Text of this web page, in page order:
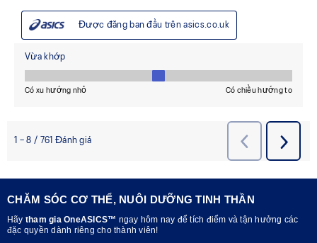
CHĂM SÓC CƠ THỂ, NUÔI DƯỠNG TINH THẦN
Hãy tham gia OneASICS™ ngay hôm nay để tích điểm và tận hưởng các
đặc quyền dành riêng cho thành viên!